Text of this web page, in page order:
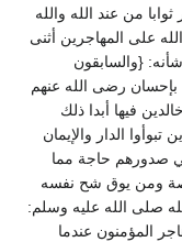
من عند الله والله
وكما أثنى الله على المهاجرين أثنى
{والسابقون
بإحسان رضى الله عنهم
فيها أبدا ذلك
{والذين تبوأوا الدار والإيمان
صدورهم حاجة مما
ومن يوق شح نفسه
وقال رسول الله صلى الله عليه وسلم:
المؤمنون عندما